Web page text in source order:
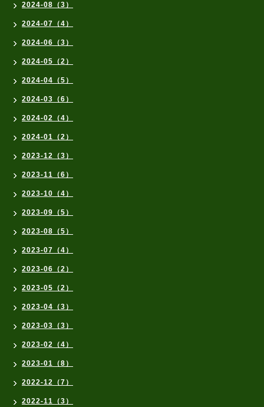
2024-08（3）
2024-07（4）
2024-06（3）
2024-05（2）
2024-04（5）
2024-03（6）
2024-02（4）
2024-01（2）
2023-12（3）
2023-11（6）
2023-10（4）
2023-09（5）
2023-08（5）
2023-07（4）
2023-06（2）
2023-05（2）
2023-04（3）
2023-03（3）
2023-02（4）
2023-01（8）
2022-12（7）
2022-11（3）